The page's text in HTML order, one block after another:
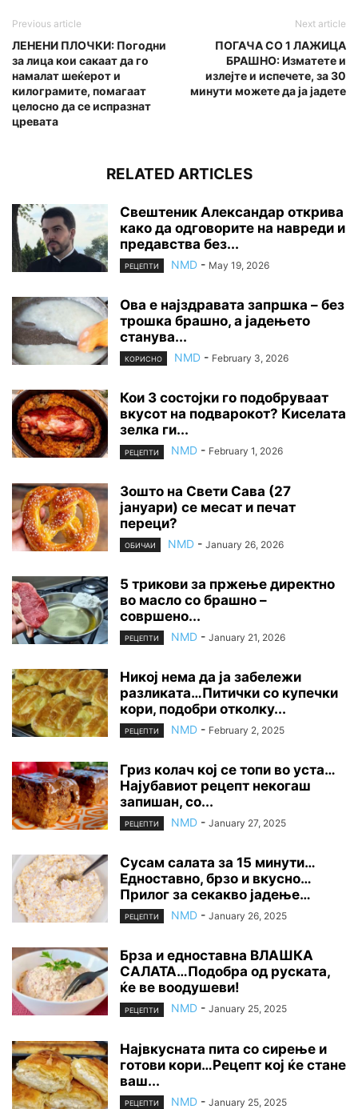
Previous article
ЛЕНЕНИ ПЛОЧКИ: Погодни
за лица кои сакаат да го
намалат шеќерот и
килограмите, помагаат
целосно да се испразнат
цревата
Next article
ПОГАЧА СО 1 ЛАЖИЦА
БРАШНО: Изматете и
излејте и испечете, за 30
минути можете да ја јадете
RELATED ARTICLES
Свештеник Александар открива
како да одговорите на навреди и
предавства без...
РЕЦЕПТИ NMD - May 19, 2026
Ова е најздравата запршка – без
трошка брашно, а јадењето
станува...
КОРИСНО NMD - February 3, 2026
Кои 3 состојки го подобруваат
вкусот на подварокот? Киселата
зелка ги...
РЕЦЕПТИ NMD - February 1, 2026
Зошто на Свети Сава (27
јануари) се месат и печат
переци?
ОБИЧАИ NMD - January 26, 2026
5 трикови за пржење директно
во масло со брашно –
совршено...
РЕЦЕПТИ NMD - January 21, 2026
Никој нема да ја забележи
разликата…Питички со купечки
кори, подобри отколку...
РЕЦЕПТИ NMD - February 2, 2025
Гриз колач кој се топи во уста…
Најубавиот рецепт некогаш
запишан, со...
РЕЦЕПТИ NMD - January 27, 2025
Сусам салата за 15 минути…
Едноставно, брзо и вкусно…
Прилог за секакво јадење…
РЕЦЕПТИ NMD - January 26, 2025
Брза и едноставна ВЛАШКА
САЛАТА…Подобра од руската,
ќе ве воодушеви!
РЕЦЕПТИ NMD - January 25, 2025
Највкусната пита со сирење и
готови кори…Рецепт кој ќе стане
ваш...
РЕЦЕПТИ NMD - January 25, 2025